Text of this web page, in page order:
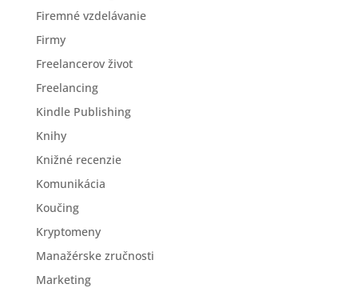
Firemné vzdelávanie
Firmy
Freelancerov život
Freelancing
Kindle Publishing
Knihy
Knižné recenzie
Komunikácia
Koučing
Kryptomeny
Manažérske zručnosti
Marketing